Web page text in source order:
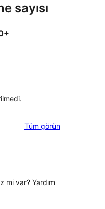
sayısı
Tüm değerlendirmeleri
görün
mi var? Yardım